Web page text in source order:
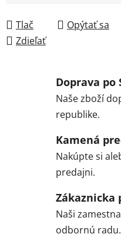
Tlač Opýtať sa
Zdieľať
Doprava po
Naše zboží
republike.
Kamená
Nakúpte si
predajni.
Zákaznicka
Naši
odbornú radu.